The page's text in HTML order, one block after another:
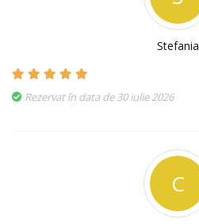
Stefania
Rezervat în data de 30 iulie 2026
C